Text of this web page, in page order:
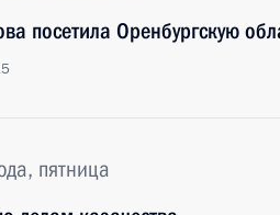
посетила Оренбургскую
пятница